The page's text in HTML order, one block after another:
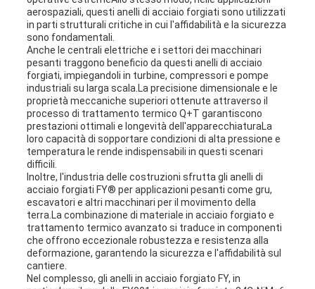
aerospaziali, questi anelli di acciaio forgiati sono utilizzati
in parti strutturali critiche in cui l'affidabilità e la sicurezza
sono fondamentali.
Anche le centrali elettriche e i settori dei macchinari
pesanti traggono beneficio da questi anelli di acciaio
forgiati, impiegandoli in turbine, compressori e pompe
industriali su larga scala.La precisione dimensionale e le
proprietà meccaniche superiori ottenute attraverso il
processo di trattamento termico Q+T garantiscono
prestazioni ottimali e longevità dell'apparecchiaturaLa
loro capacità di sopportare condizioni di alta pressione e
temperatura le rende indispensabili in questi scenari
difficili.
Inoltre, l'industria delle costruzioni sfrutta gli anelli di
acciaio forgiati FY® per applicazioni pesanti come gru,
escavatori e altri macchinari per il movimento della
terra.La combinazione di materiale in acciaio forgiato e
trattamento termico avanzato si traduce in componenti
che offrono eccezionale robustezza e resistenza alla
deformazione, garantendo la sicurezza e l'affidabilità sul
cantiere.
Nel complesso, gli anelli in acciaio forgiato FY, in